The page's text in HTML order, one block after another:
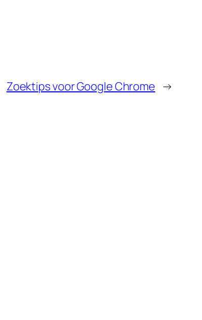
Zoektips voor Google Chrome →